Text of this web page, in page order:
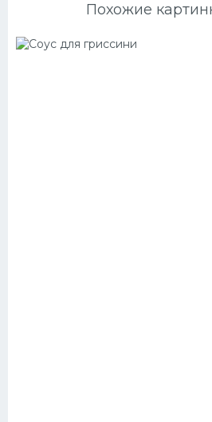
Похожие